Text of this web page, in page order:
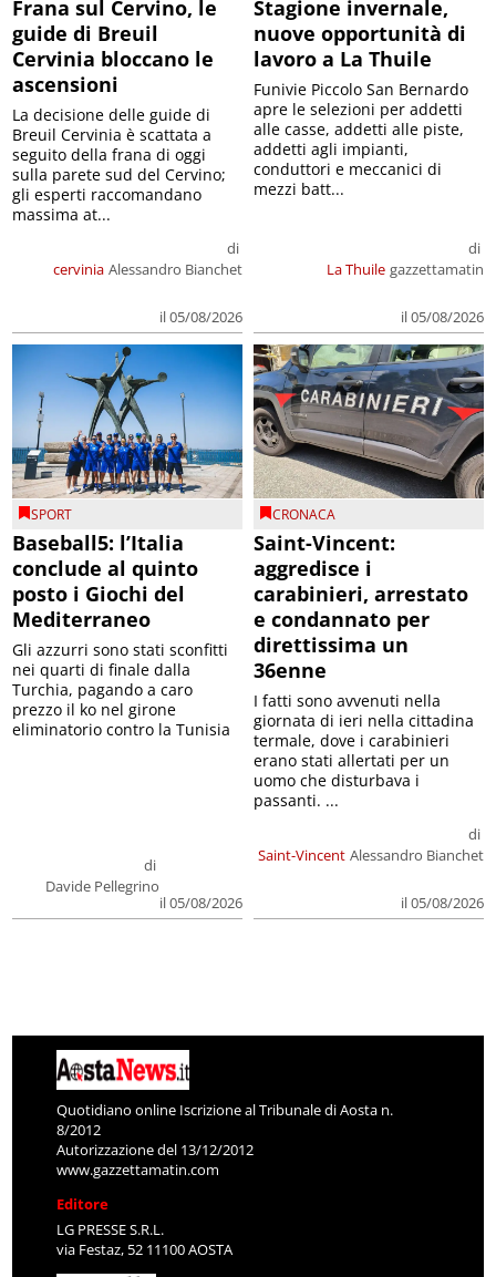
Frana sul Cervino, le
guide di Breuil
Cervinia bloccano le
ascensioni
cervinia
di
Alessandro Bianchet
il 05/08/2026
La decisione delle guide di
Breuil Cervinia è scattata a
seguito della frana di oggi
sulla parete sud del Cervino;
gli esperti raccomandano
massima at...
Stagione invernale,
nuove opportunità di
lavoro a La Thuile
La Thuile
di
gazzettamatin
il 05/08/2026
Funivie Piccolo San Bernardo
apre le selezioni per addetti
alle casse, addetti alle piste,
addetti agli impianti,
conduttori e meccanici di
mezzi batt...
SPORT
Baseball5: l’Italia
conclude al quinto
posto i Giochi del
Mediterraneo
di
Davide Pellegrino
il 05/08/2026
Gli azzurri sono stati sconfitti
nei quarti di finale dalla
Turchia, pagando a caro
prezzo il ko nel girone
eliminatorio contro la Tunisia
CRONACA
Saint-Vincent:
aggredisce i
carabinieri, arrestato
e condannato per
direttissima un
36enne
Saint-Vincent
di
Alessandro Bianchet
il 05/08/2026
I fatti sono avvenuti nella
giornata di ieri nella cittadina
termale, dove i carabinieri
erano stati allertati per un
uomo che disturbava i
passanti. ...
Quotidiano online Iscrizione al Tribunale di Aosta n.
8/2012
Autorizzazione del 13/12/2012
www.gazzettamatin.com
Editore
LG PRESSE S.R.L.
via Festaz, 52 11100 AOSTA